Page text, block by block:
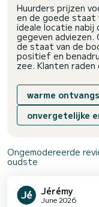
Huurders prijzen
en de goede staat
ideale locatie nabij
gegeven adviezen.
de staat van de
positief en
zee. Klanten
warme
onvergetelijke
Ongemodereerde
oudste
Jérémy
June 2026